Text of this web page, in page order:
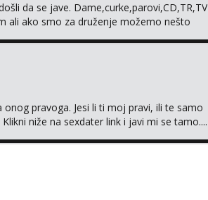
da se jave. Dame,curke,parovi,CD,TR,TV
ali ako smo za druženje možemo nešto
pravoga. Jesi li ti moj pravi, ili te samo
niže na sexdater link i javi mi se tamo....